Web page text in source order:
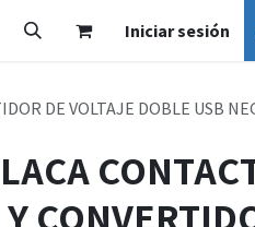
Iniciar sesión
DE VOLTAJE DOBLE USB